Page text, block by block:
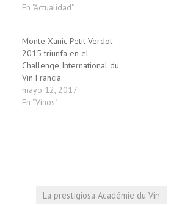
En "Actualidad"
Monte Xanic Petit Verdot
2015 triunfa en el
Challenge International du
Vin Francia
mayo 12, 2017
En "Vinos"
La prestigiosa Académie du Vin